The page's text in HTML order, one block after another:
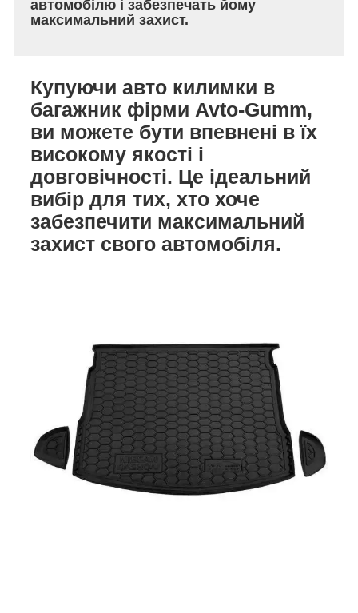
автомобілю і забезпечать йому
максимальний захист.
Купуючи авто килимки в
багажник фірми Avto-Gumm,
ви можете бути впевнені в їх
високому якості і
довговічності. Це ідеальний
вибір для тих, хто хоче
забезпечити максимальний
захист свого автомобіля.